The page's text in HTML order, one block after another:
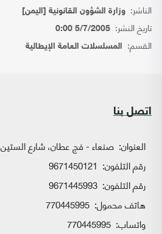
الناشر: وزارة الشؤون القانونية [اليمن]
تاريخ النشر: 5/7/2005 0:00
القسم: المسلسلات العامة الإيطالية
اتصل بنا
العنوان: صنعاء - فج عطان، شارع الستين
رقم التلفون: 9671450121
رقم التلفون: 9671445993
هاتف محمول: 770445995
واتساب: